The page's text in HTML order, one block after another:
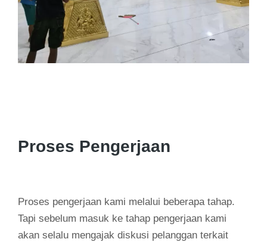
Proses Pengerjaan
Proses pengerjaan kami melalui beberapa tahap.
Tapi sebelum masuk ke tahap pengerjaan kami
akan selalu mengajak diskusi pelanggan terkait